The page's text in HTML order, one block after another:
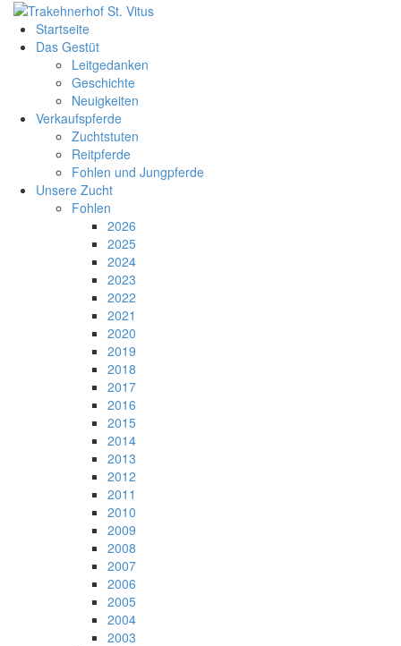
Startseite
Das Gestüt
Leitgedanken
Geschichte
Neuigkeiten
Verkaufspferde
Zuchtstuten
Reitpferde
Fohlen und Jungpferde
Unsere Zucht
Fohlen
2026
2025
2024
2023
2022
2021
2020
2019
2018
2017
2016
2015
2014
2013
2012
2011
2010
2009
2008
2007
2006
2005
2004
2003